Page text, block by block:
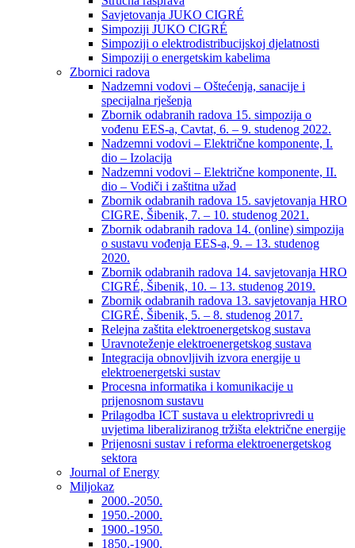
Savjetovanja JUKO CIGRÉ
Simpoziji JUKO CIGRÉ
Simpoziji o elektrodistribucijskoj djelatnosti
Simpoziji o energetskim kabelima
Zbornici radova
Nadzemni vodovi – Oštećenja, sanacije i
specijalna rješenja
Zbornik odabranih radova 15. simpozija o
vođenu EES-a, Cavtat, 6. – 9. studenog 2022.
Nadzemni vodovi – Električne komponente, I.
dio – Izolacija
Nadzemni vodovi – Električne komponente, II.
dio – Vodiči i zaštitna užad
Zbornik odabranih radova 15. savjetovanja HRO
CIGRE, Šibenik, 7. – 10. studenog 2021.
Zbornik odabranih radova 14. (online) simpozija
o sustavu vođenja EES-a, 9. – 13. studenog
2020.
Zbornik odabranih radova 14. savjetovanja HRO
CIGRÉ, Šibenik, 10. – 13. studenog 2019.
Zbornik odabranih radova 13. savjetovanja HRO
CIGRÉ, Šibenik, 5. – 8. studenog 2017.
Relejna zaštita elektroenergetskog sustava
Uravnoteženje elektroenergetskog sustava
Integracija obnovljivih izvora energije u
elektroenergetski sustav
Procesna informatika i komunikacije u
prijenosnom sustavu
Prilagodba ICT sustava u elektroprivredi u
uvjetima liberaliziranog tržišta električne energije
Prijenosni sustav i reforma elektroenergetskog
sektora
Journal of Energy
Miljokaz
2000.-2050.
1950.-2000.
1900.-1950.
1850.-1900.